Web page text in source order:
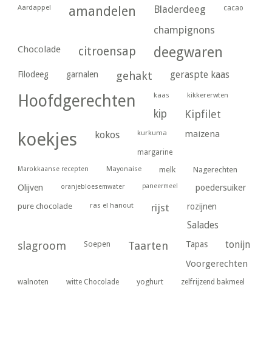
Aardappel amandelen Bladerdeeg cacao
champignons
Chocolade citroensap deegwaren
Filodeeg garnalen gehakt geraspte kaas
Hoofdgerechten kaas kikkererwten
kip Kipfilet
koekjes kokos kurkuma maizena
margarine
Marokkaanse recepten Mayonaise melk Nagerechten
Olijven oranjebloesemwater paneermeel poedersuiker
pure chocolade ras el hanout rijst rozijnen
Salades
slagroom Soepen Taarten Tapas tonijn
Voorgerechten
walnoten witte Chocolade yoghurt zelfrijzend bakmeel